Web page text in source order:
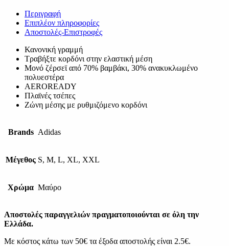
Περιγραφή
Επιπλέον πληροφορίες
Αποστολές-Επιστροφές
Κανονική γραμμή
Τραβήξτε κορδόνι στην ελαστική μέση
Μονό ζέρσεϊ από 70% βαμβάκι, 30% ανακυκλωμένο
πολυεστέρα
AEROREADY
Πλαϊνές τσέπες
Ζώνη μέσης με ρυθμιζόμενο κορδόνι
Brands Adidas
Μέγεθος S, M, L, XL, XXL
Χρώμα Μαύρο
Αποστολές παραγγελιών πραγματοποιούνται σε όλη την
Ελλάδα.
Με κόστος κάτω των 50€ τα έξοδα αποστολής είναι 2.5€.